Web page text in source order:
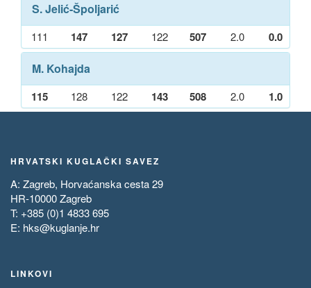
S. Jelić-Špoljarić
111 147 127 122 507 2.0 0.0
M. Kohajda
115 128 122 143 508 2.0 1.0
HRVATSKI KUGLAČKI SAVEZ
A: Zagreb, Horvaćanska cesta 29
HR-10000 Zagreb
T: +385 (0)1 4833 695
E: hks@kuglanje.hr
LINKOVI